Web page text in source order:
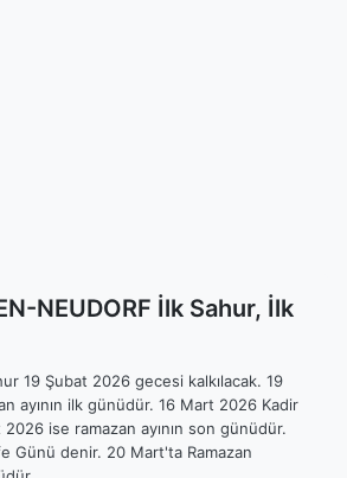
NEUDORF İlk Sahur, İlk
19 Şubat 2026 gecesi kalkılacak. 19
ayının ilk günüdür. 16 Mart 2026 Kadir
ise ramazan ayının son günüdür.
Günü denir. 20 Mart'ta Ramazan